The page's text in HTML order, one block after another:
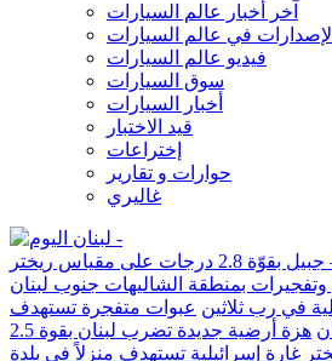
آخر أخبار عالم السيارات
في عالم السيارات
فيديو عالم السيارات
سوق السيارات
أخبار السيارات
قيد الاختبار
إختراعات
حوارات و تقارير
غاليري
على مقياس ريختر
بمنطقة الشاليهات جنوب لبنان
في رب ثلاثين عبوات متفجرة تستهدف
هزة أرضية جديدة تضرب لبنان بقوة 2.5
غارة إسرائيلية تستهدف منزلاً في بلدة